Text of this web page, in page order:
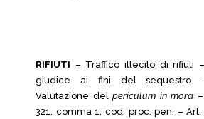
RIFIUTI – Traffico illecito di rifiuti
giudice ai fini del sequestro
Valutazione del periculum in mora
321, comma 1, cod. proc. pen. – Art.